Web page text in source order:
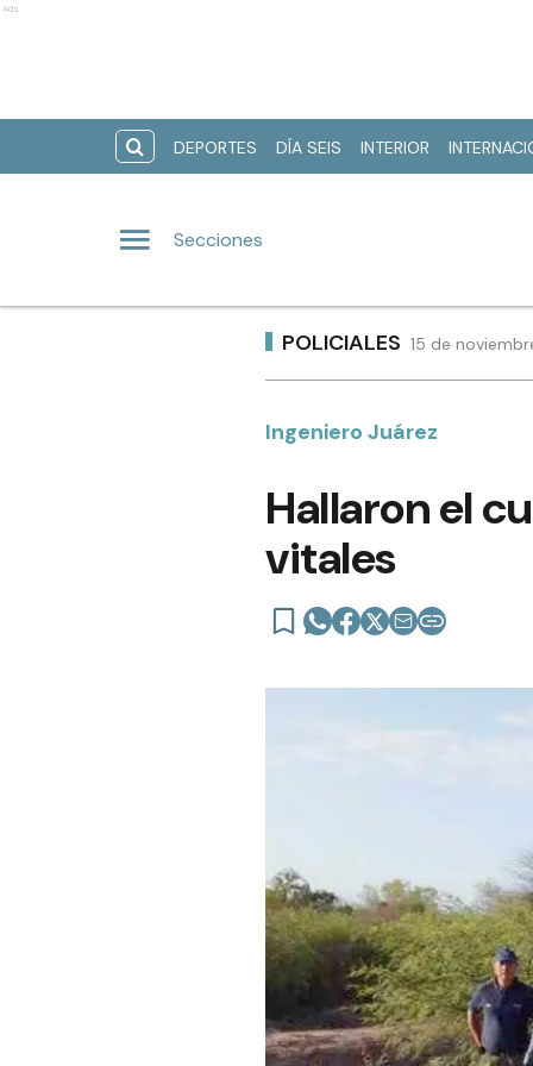
Ads
DEPORTES DÍA SEIS INTERIOR
Secciones
POLICIALES 15 de
Ingeniero Juárez
Hallaron el
vitales